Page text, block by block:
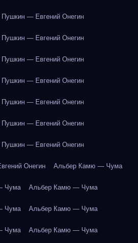
Пушкин — Евгений Онегин
Пушкин — Евгений Онегин
Пушкин — Евгений Онегин
Пушкин — Евгений Онегин
Пушкин — Евгений Онегин
Пушкин — Евгений Онегин
Пушкин — Евгений Онегин
Онегин Альбер Камю — Чума
Чума Альбер Камю — Чума
Чума Альбер Камю — Чума
Чума Альбер Камю — Чума